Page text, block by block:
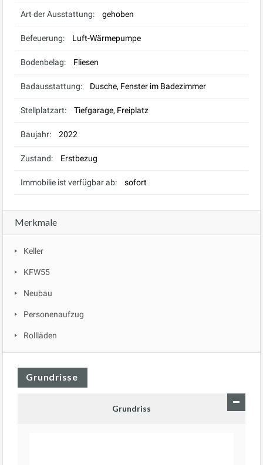
Art der Ausstattung: gehoben
Befeuerung: Luft-Wärmepumpe
Bodenbelag: Fliesen
Badausstattung: Dusche, Fenster im Badezimmer
Stellplatzart: Tiefgarage, Freiplatz
Baujahr: 2022
Zustand: Erstbezug
Immobilie ist verfügbar ab: sofort
Merkmale
Keller
KFW55
Neubau
Personenaufzug
Rollläden
Grundrisse
Grundriss